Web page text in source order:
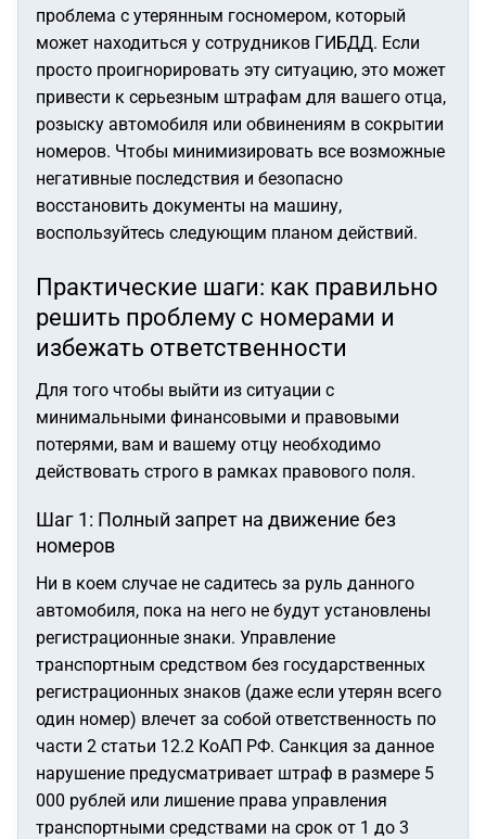
проблема с утерянным госномером, который
может находиться у сотрудников ГИБДД. Если
просто проигнорировать эту ситуацию, это может
привести к серьезным штрафам для вашего отца,
розыску автомобиля или обвинениям в сокрытии
номеров. Чтобы минимизировать все возможные
негативные последствия и безопасно
восстановить документы на машину,
воспользуйтесь следующим планом действий.
Практические шаги: как правильно
решить проблему с номерами и
избежать ответственности
Для того чтобы выйти из ситуации с
минимальными финансовыми и правовыми
потерями, вам и вашему отцу необходимо
действовать строго в рамках правового поля.
Шаг 1: Полный запрет на движение без
номеров
Ни в коем случае не садитесь за руль данного
автомобиля, пока на него не будут установлены
регистрационные знаки. Управление
транспортным средством без государственных
регистрационных знаков (даже если утерян всего
один номер) влечет за собой ответственность по
части 2 статьи 12.2 КоАП РФ. Санкция за данное
нарушение предусматривает штраф в размере 5
000 рублей или лишение права управления
транспортными средствами на срок от 1 до 3